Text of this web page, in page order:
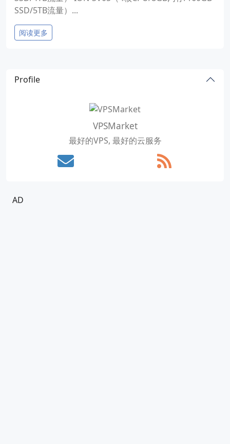
SSD/5TB流量）...
阅读更多
Profile
VPSMarket
最好的VPS, 最好的云服务
AD